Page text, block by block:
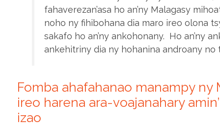
fahaverezan’asa ho an’ny Malagasy
noho ny fihibohana dia maro ireo olona
sakafo ho an’ny ankohonany. Ho an’ny
ankehitriny dia ny hohanina androany no
Fomba ahafahanao manampy ny
ireo harena ara-voajanahary
izao